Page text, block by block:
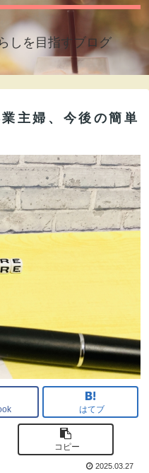
しを目指すブログ
主婦、今後の簡単
はてブ
コピー
2025.03.27